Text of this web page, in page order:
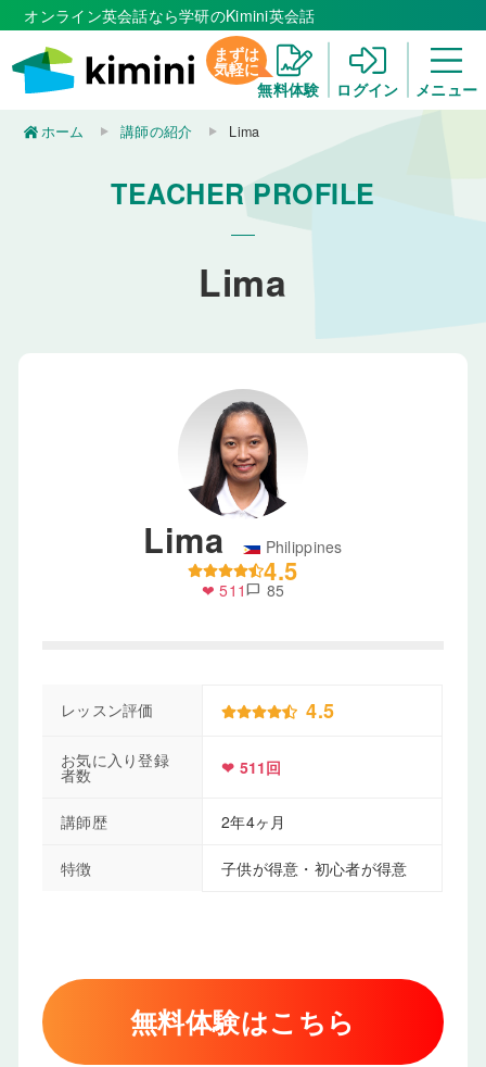
オンライン英会話なら学研のKimini英会話
まずは
気軽に
無料体験
ログイン メニュー
ホーム 講師の紹介 Lima
TEACHER PROFILE
Lima
Lima Philippines
4.5
❤ 511chat_bubble 85
レッスン評価 4.5
お気に入り登録
者数 ❤ 511回
講師歴 2年4ヶ月
特徴 子供が得意・初心者が得意
無料体験はこちら